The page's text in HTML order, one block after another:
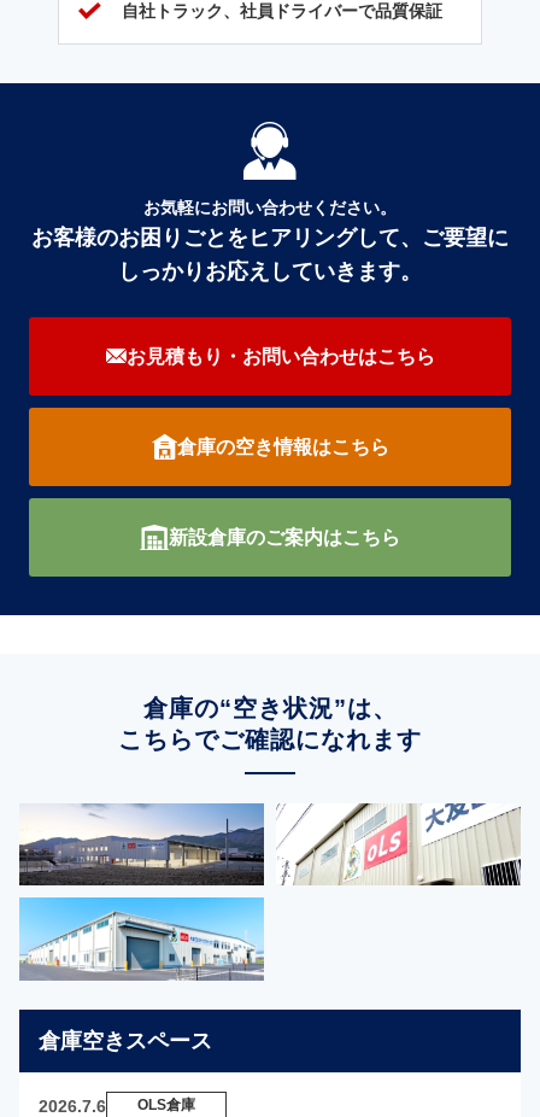
自社トラック、社員ドライバーで品質保証
お気軽にお問い合わせください。
お客様のお困りごとをヒアリングして、ご要望に
しっかりお応えしていきます。
お見積もり・お問い合わせはこちら
倉庫の空き情報はこちら
新設倉庫のご案内はこちら
倉庫の“空き状況”は、
こちらでご確認になれます
倉庫空きスペース
2026.7.6 OLS倉庫